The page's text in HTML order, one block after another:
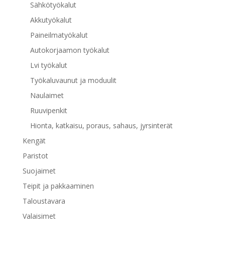
Sähkötyökalut
Akkutyökalut
Paineilmatyökalut
Autokorjaamon työkalut
Lvi työkalut
Työkaluvaunut ja moduulit
Naulaimet
Ruuvipenkit
Hionta, katkaisu, poraus, sahaus, jyrsinterät
Kengät
Paristot
Suojaimet
Teipit ja pakkaaminen
Taloustavara
Valaisimet